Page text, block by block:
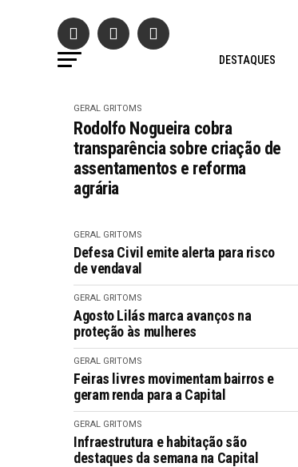
DESTAQUES
GERAL GRITOMS
Rodolfo Nogueira cobra
transparência sobre criação de
assentamentos e reforma
agrária
GERAL GRITOMS
Defesa Civil emite alerta para risco
de vendaval
GERAL GRITOMS
Agosto Lilás marca avanços na
proteção às mulheres
GERAL GRITOMS
Feiras livres movimentam bairros e
geram renda para a Capital
GERAL GRITOMS
Infraestrutura e habitação são
destaques da semana na Capital